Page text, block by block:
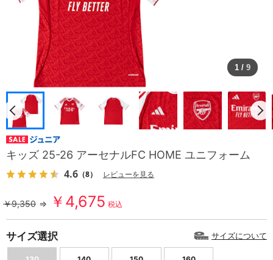
1 / 9
キッズ 25-26 アーセナルFC HOME ユニフォーム
4.6 （8） レビューを見る
￥9,350 ⇒ ￥4,675 税込
サイズ選択 サイズについて